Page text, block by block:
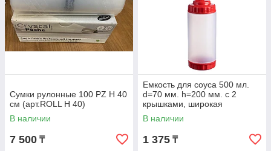
Сумки рулонные 100 PZ H 40
см (арт.ROLL H 40)
В наличии
7 500 ₸
Емкость для соуса 500 мл.
d=70 мм. h=200 мм. с 2
крышками, широкая
прозрачная, крышки красны
GP /1/
В наличии
1 375 ₸